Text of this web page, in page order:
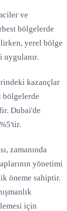
ve
bölgelerde
yerel bölge
uygulanır.
kazançlar
bölgelerde
Dubai'de
zamanında
yönetimi
öneme sahiptir.
için